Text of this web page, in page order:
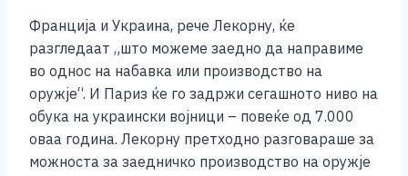
Франција и Украина, рече Лекорну, ќе
разгледаат „што можеме заедно да направиме
во однос на набавка или производство на
оружје“. И Париз ќе го задржи сегашното ниво на
обука на украински војници – повеќе од 7.000
оваа година. Лекорну претходно разговараше за
можноста за заедничко производство на оружје